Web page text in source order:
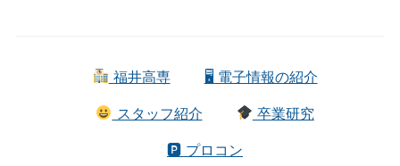
福井高専 🖥 電子情報の紹介
スタッフ紹介 卒業研究
🅿 プロコン